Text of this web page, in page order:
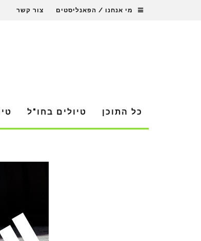
מי אנחנו / הפאנליסטים צור קשר
כל התוכן טיולים בחו"ל